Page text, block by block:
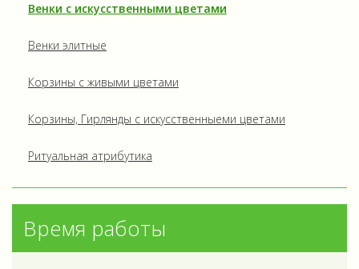
Венки с искусственными цветами
Венки элитные
Корзины с живыми цветами
Корзины, Гирлянды с искусственныеми цветами
Ритуальная атрибутика
Время работы